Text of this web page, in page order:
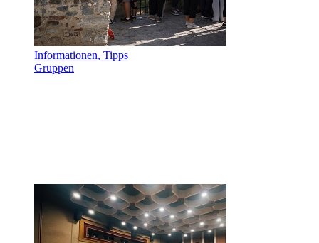
Informationen, Tipps
Gruppen